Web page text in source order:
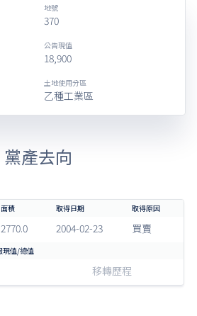
地號
370
公告現值
18,900
土地使用分區
乙種工業區
黨產去向
2770.0 2004-02-23 買賣
移轉歷程